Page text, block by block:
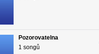
Pozorovatelna
1 songů